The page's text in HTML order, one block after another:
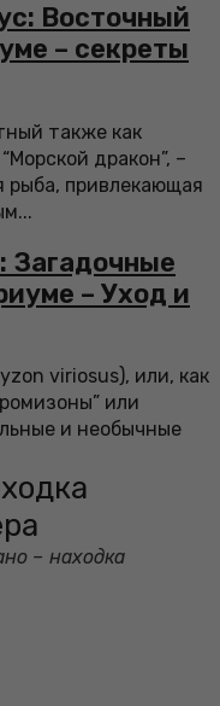
Восточный
– секреты
также как
дракон”, –
рыба, привлекающая
Загадочные
– Уход и
viriosus), или, как
или
и необычные
– находка